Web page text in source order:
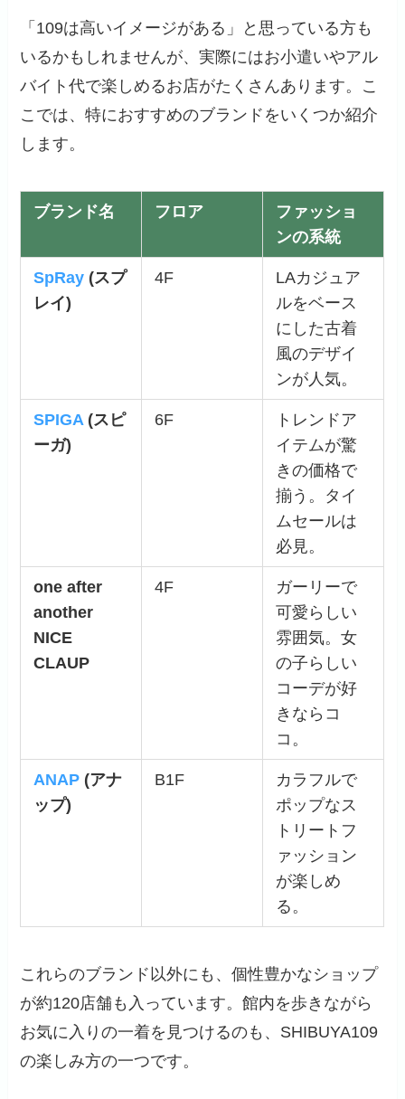
「109は高いイメージがある」と思っている方も
いるかもしれませんが、実際にはお小遣いやアル
バイト代で楽しめるお店がたくさんあります。こ
こでは、特におすすめのブランドをいくつか紹介
します。
ブランド名 フロア
ファッショ
ンの系統
SpRay(スプ
レイ)
4F
LAカジュア
ルをベース
にした古着
風のデザイ
ンが人気。
SPIGA(スピ
ーガ)
6F
トレンドア
イテムが驚
きの価格で
揃う。タイ
ムセールは
必見。
one after
another
NICE
CLAUP
4F
ガーリーで
可愛らしい
雰囲気。女
の子らしい
コーデが好
きならコ
コ。
ANAP(アナ
ップ)
B1F
カラフルで
ポップなス
トリートフ
ァッション
が楽しめ
る。
これらのブランド以外にも、個性豊かなショップ
が約120店舗も入っています。館内を歩きながら
お気に入りの一着を見つけるのも、SHIBUYA109
の楽しみ方の一つです。